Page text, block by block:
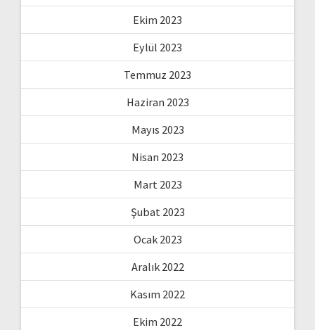
Ekim 2023
Eylül 2023
Temmuz 2023
Haziran 2023
Mayıs 2023
Nisan 2023
Mart 2023
Şubat 2023
Ocak 2023
Aralık 2022
Kasım 2022
Ekim 2022